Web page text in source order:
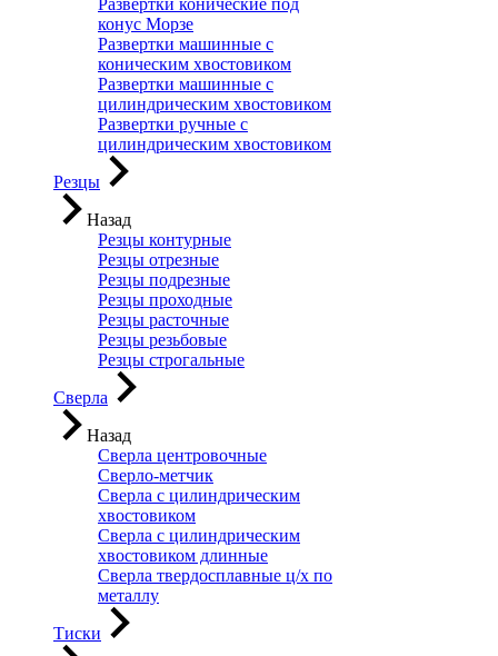
Развертки конические под
конус Морзе
Развертки машинные с
коническим хвостовиком
Развертки машинные с
цилиндрическим хвостовиком
Развертки ручные с
цилиндрическим хвостовиком
Резцы
Назад
Резцы контурные
Резцы отрезные
Резцы подрезные
Резцы проходные
Резцы расточные
Резцы резьбовые
Резцы строгальные
Сверла
Назад
Сверла центровочные
Сверло-метчик
Сверла с цилиндрическим
хвостовиком
Сверла с цилиндрическим
хвостовиком длинные
Сверла твердосплавные ц/х по
металлу
Тиски